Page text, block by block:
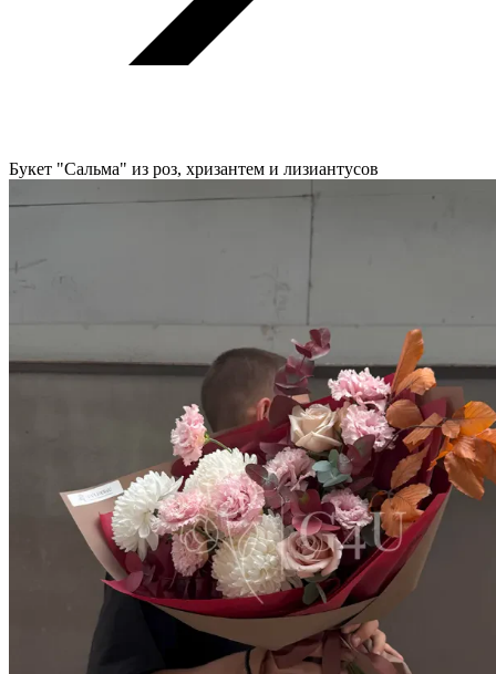
Букет "Сальма" из роз, хризантем и лизиантусов